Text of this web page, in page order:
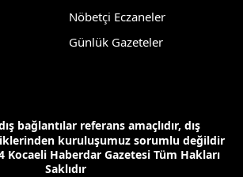
Nöbetçi Eczaneler
Günlük Gazeteler
bağlantılar referans amaçlıdır, dış
kuruluşumuz sorumlu değildir
Haberdar Gazetesi Tüm Hakları
Saklıdır